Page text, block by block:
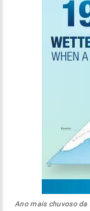
Ano mais chuvoso da